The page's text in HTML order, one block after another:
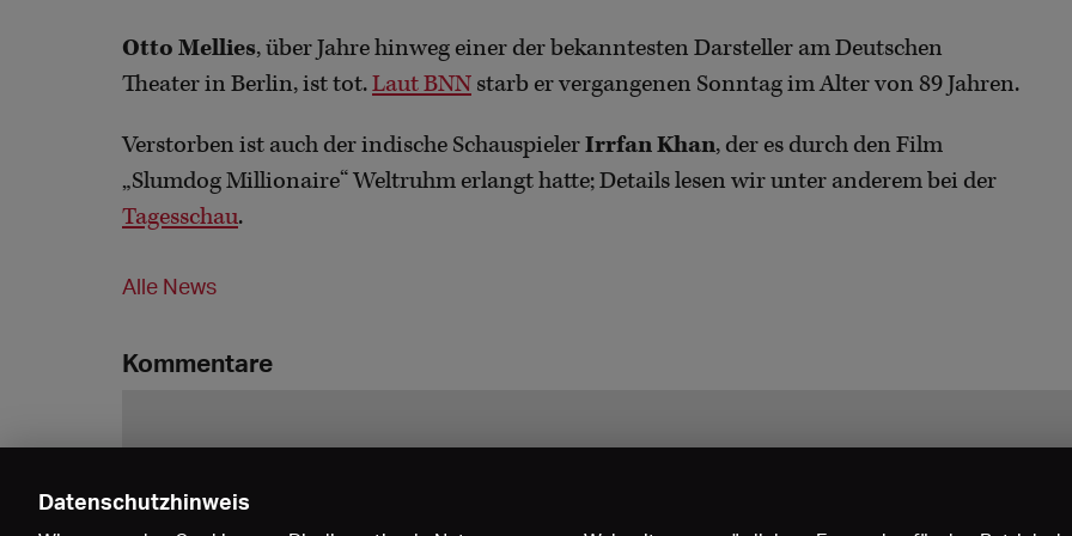
Otto Mellies, über Jahre hinweg einer der bekanntesten Darsteller am Deutschen
Theater in Berlin, ist tot.Laut BNN starb er vergangenen Sonntag im Alter von 89 Jahren.
Verstorben ist auch der indische SchauspielerIrrfan Khan, der es durch den Film
„Slumdog Millionaire“ Weltruhm erlangt hatte; Details lesen wir unter anderem bei der
Tagesschau.
Alle News
Kommentare
Datenschutzhinweis